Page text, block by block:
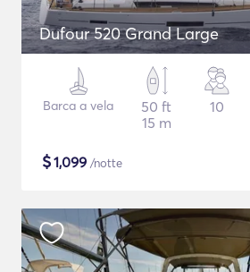
Dufour 520 Grand Large
Barca a vela
50 ft
15 m
10
$1,099 /notte